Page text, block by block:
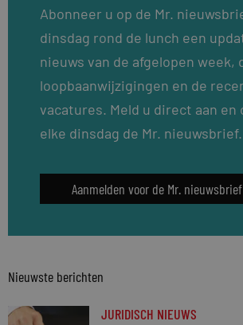
Abonneer u op de Mr.
dinsdag rond de lunch een
nieuws van de afgelopen week,
loopbaanwijzigingen en de
vacatures. Meld u direct aan en
elke dinsdag de Mr. nieuwsbrief.
Aanmelden voor de Mr. nieuwsbrief
Nieuwste berichten
JURIDISCH NIEUWS